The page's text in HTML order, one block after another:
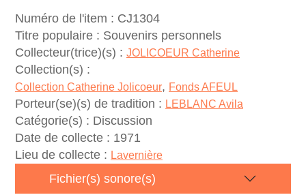
Numéro de l'item : CJ1304
Titre populaire : Souvenirs personnels
Collecteur(trice)(s) : JOLICOEUR Catherine
Collection(s) :
Collection Catherine Jolicoeur, Fonds AFEUL
Porteur(se)(s) de tradition : LEBLANC Avila
Catégorie(s) : Discussion
Date de collecte : 1971
Lieu de collecte : Lavernière
Fichier(s) sonore(s)